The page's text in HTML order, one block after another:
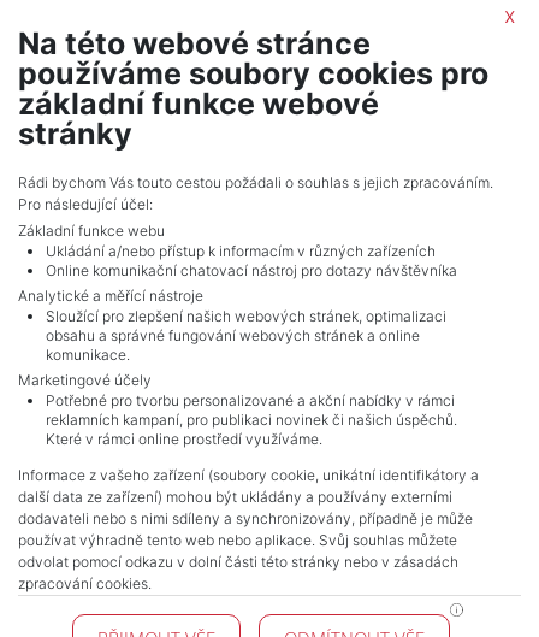
Veronika Vencová
realitní makléř
show nr.
MojePole.cz
Revoluční 1003/3, 11000, Praha
NAVIGACE
Terms and conditions
Protection of personal data
Real estate's
Contact
Cookie processing
KONTAKT
x
Na této webové stránce
používáme soubory cookies pro
základní funkce webové
stránky
Rádi bychom Vás touto cestou požádali o souhlas s jejich zpracováním.
Pro následující účel:
Základní funkce webu
Ukládání a/nebo přístup k informacím v různých zařízeních
Online komunikační chatovací nástroj pro dotazy návštěvníka
Analytické a měřící nástroje
Sloužící pro zlepšení našich webových stránek, optimalizaci
obsahu a správné fungování webových stránek a online
komunikace.
Marketingové účely
Potřebné pro tvorbu personalizované a akční nabídky v rámci
reklamních kampaní, pro publikaci novinek či našich úspěchů.
Které v rámci online prostředí využíváme.
Informace z vašeho zařízení (soubory cookie, unikátní identifikátory a
další data ze zařízení) mohou být ukládány a používány externími
dodavateli nebo s nimi sdíleny a synchronizovány, případně je může
používat výhradně tento web nebo aplikace. Svůj souhlas můžete
odvolat pomocí odkazu v dolní části této stránky nebo v zásadách
zpracování cookies.